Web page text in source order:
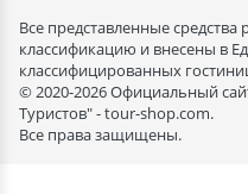
Все представленные
классификацию и внесены в
классифицированных
© 2020-2026 Официальный
Туристов" - tour-shop.com.
Все права защищены.